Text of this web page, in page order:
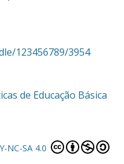
123456789/3954
de Educação Básica
NC-SA 4.0